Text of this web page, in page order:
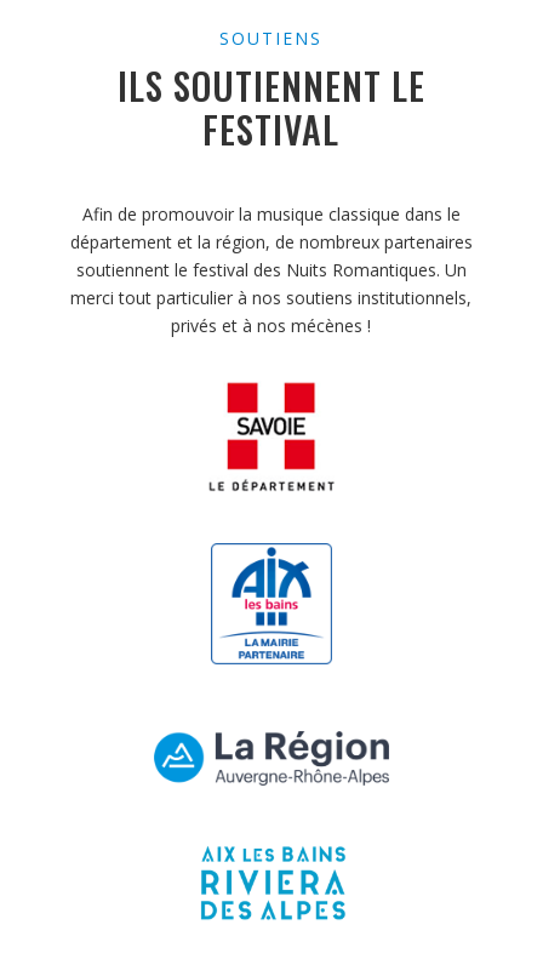
SOUTIENS
ILS SOUTIENNENT LE
FESTIVAL
Afin de promouvoir la musique classique dans le
département et la région, de nombreux partenaires
soutiennent le festival des Nuits Romantiques. Un
merci tout particulier à nos soutiens institutionnels,
privés et à nos mécènes !